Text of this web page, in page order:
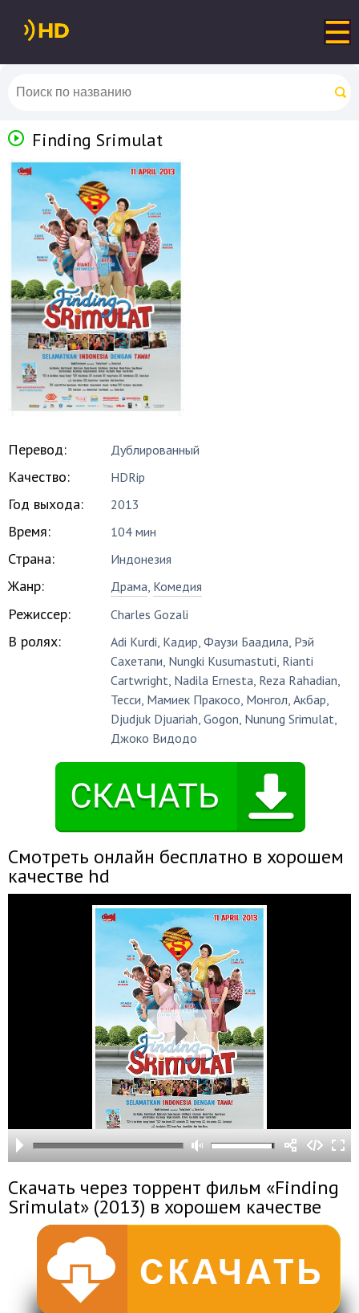
Finding Srimulat
Перевод: Дублированный
Качество: HDRip
Год выхода: 2013
Время: 104 мин
Страна: Индонезия
Жанр: Драма, Комедия
Режиссер: Charles Gozali
В ролях: Adi Kurdi, Кадир,Фаузи Баадила, Рэй
Сахетапи, Nungki Kusumastuti, Rianti
Cartwright, Nadila Ernesta, Reza Rahadian,
Тесси, Мамиек Пракосо, Монгол,Акбар,
Djudjuk Djuariah,Gogon, Nunung Srimulat,
Джоко Видодо
Смотреть онлайн бесплатно в хорошем
качестве hd
Скачать через торрент фильм «Finding
Srimulat» (2013) в хорошем качестве